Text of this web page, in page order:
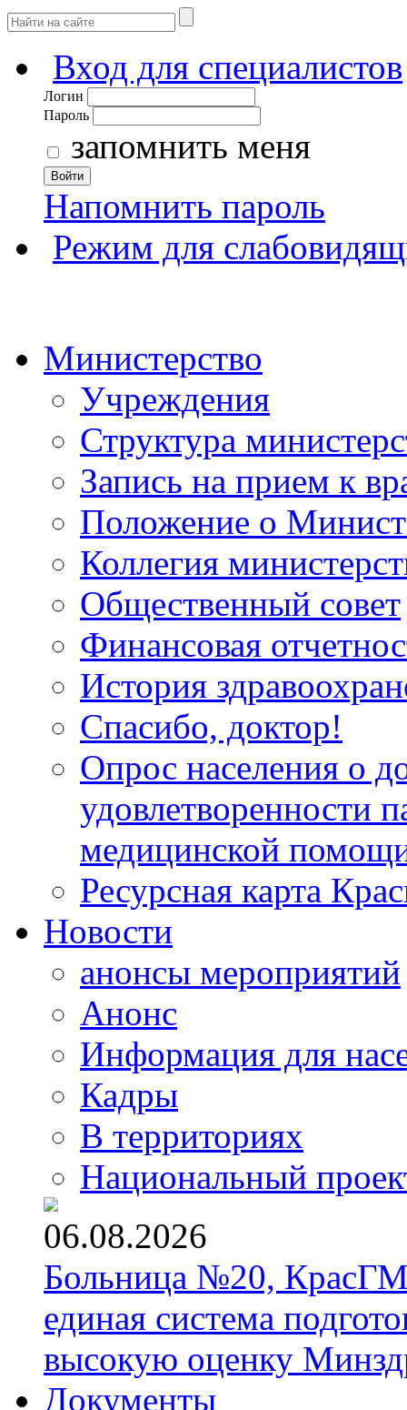
Вход для специалистов
Логин
Пароль
запомнить меня
Войти
Напомнить пароль
Режим для
Министерство
Учреждения
Структура
Запись на прием к
Положение о
Коллегия
Общественный совет
Финансовая
История
Спасибо, доктор!
Опрос населения о
удовлетворенности
медицинской
Ресурсная карта
Новости
анонсы мероприятий
Анонс
Информация для
Кадры
В территориях
Национальный
06.08.2026
Больница №20,
единая система
высокую оценку
Документы